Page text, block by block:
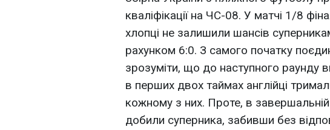
кваліфікації на ЧС-08. У матчі 1/8
хлопці не залишили шансів
рахунком 6:0. З самого початку
зрозуміти, що до наступного раунду
в перших двох таймах англійці
кожному з них. Проте, в завершальній
добили суперника, забивши без